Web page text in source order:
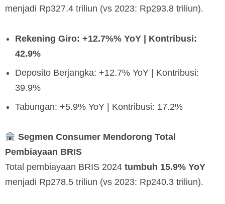
menjadi Rp327.4 triliun (vs 2023: Rp293.8 triliun).
Rekening Giro: +12.7%% YoY | Kontribusi:
42.9%
Deposito Berjangka: +12.7% YoY | Kontribusi:
39.9%
Tabungan: +5.9% YoY | Kontribusi: 17.2%
Segmen Consumer Mendorong Total
Pembiayaan BRIS
Total pembiayaan BRIS 2024 tumbuh 15.9% YoY
menjadi Rp278.5 triliun (vs 2023: Rp240.3 triliun).